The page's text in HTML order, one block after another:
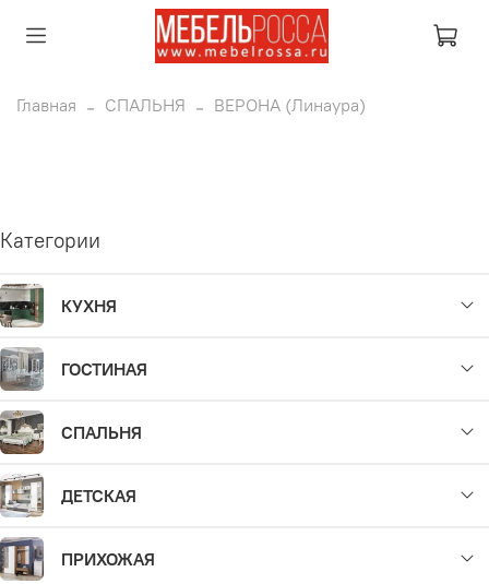
Главная СПАЛЬНЯ ВЕРОНА (Линаура)
Категории
КУХНЯ
ГОСТИНАЯ
СПАЛЬНЯ
ДЕТСКАЯ
ПРИХОЖАЯ